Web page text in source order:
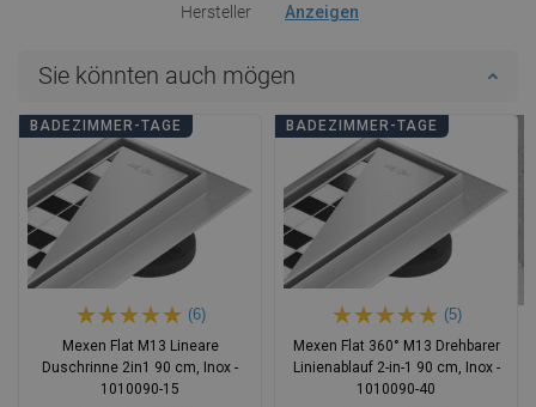
Hersteller Anzeigen
Sie könnten auch mögen
BADEZIMMER-TAGE
(6)
Mexen Flat M13 Lineare
Duschrinne 2in1 90 cm, Inox -
1010090-15
BADEZIMMER-TAGE
(5)
Mexen Flat 360° M13 Drehbarer
Linienablauf 2-in-1 90 cm, Inox -
1010090-40